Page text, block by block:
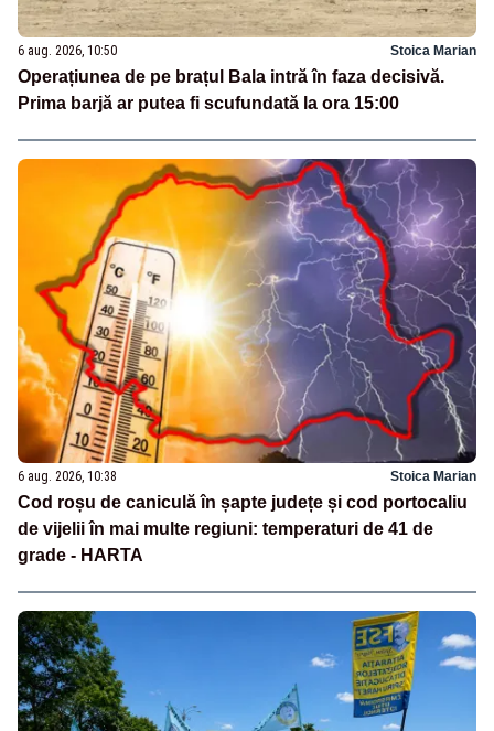
6 aug. 2026, 10:50 Stoica Marian
Operațiunea de pe brațul Bala intră în faza decisivă.
Prima barjă ar putea fi scufundată la ora 15:00
6 aug. 2026, 10:38 Stoica Marian
Cod roșu de caniculă în șapte județe și cod portocaliu
de vijelii în mai multe regiuni: temperaturi de 41 de
grade - HARTA